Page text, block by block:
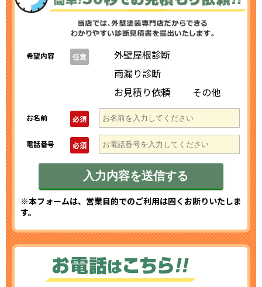
希望内容 任意
外壁屋根診断
雨漏り診断
お見積り依頼
その他
お名前 必須
電話番号 必須
※本フォームは、営業目的でのご利用は固くお断りいたしま
す。